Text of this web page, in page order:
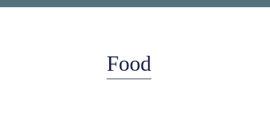
RESTAURANT
Food